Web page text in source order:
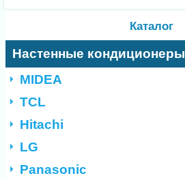
Каталог
Настенные кондиционеры
MIDEA
TCL
Hitachi
LG
Panasonic